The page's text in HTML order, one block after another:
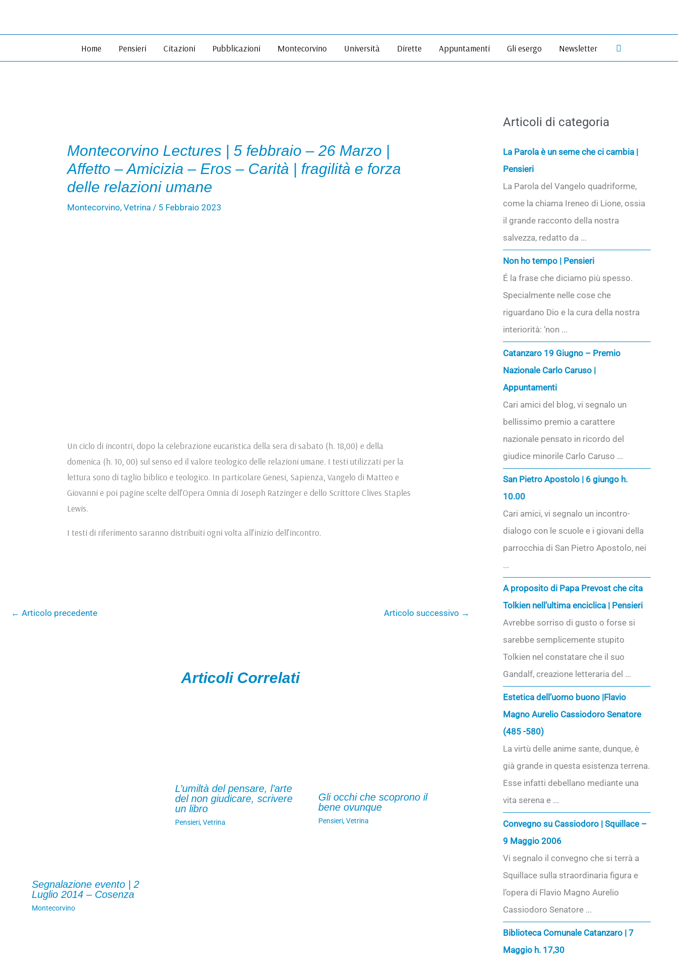
Home Pensieri Citazioni Pubblicazioni Montecorvino Università Dirette Appuntamenti Gli esergo Newsletter Cerca
Montecorvino Lectures | 5 febbraio – 26 Marzo |
Affetto – Amicizia – Eros – Carità | fragilità e forza
delle relazioni umane
Montecorvino,Vetrina / 5 Febbraio 2023
Un ciclo di incontri, dopo la celebrazione eucaristica della sera di sabato (h. 18,00) e della
domenica (h. 10, 00) sul senso ed il valore teologico delle relazioni umane. I testi utilizzati per la
lettura sono di taglio biblico e teologico. In particolare Genesi, Sapienza, Vangelo di Matteo e
Giovanni e poi pagine scelte dell’Opera Omnia di Joseph Ratzinger e dello Scrittore Clives Staples
Lewis.
I testi di riferimento saranno distribuiti ogni volta all’inizio dell’incontro.
← Articolo precedente Articolo successivo →
Articoli Correlati
Segnalazione evento | 2
Luglio 2014 – Cosenza
Montecorvino
L’umiltà del pensare, l’arte
del non giudicare, scrivere
un libro
Pensieri,Vetrina
Gli occhi che scoprono il
bene ovunque
Pensieri,Vetrina
Articoli di categoria
La Parola è un seme che ci cambia |
Pensieri
La Parola del Vangelo quadriforme,
come la chiama Ireneo di Lione, ossia
il grande racconto della nostra
salvezza, redatto da ...
Non ho tempo | Pensieri
É la frase che diciamo più spesso.
Specialmente nelle cose che
riguardano Dio e la cura della nostra
interiorità: ‘non ...
Catanzaro 19 Giugno – Premio
Nazionale Carlo Caruso |
Appuntamenti
Cari amici del blog, vi segnalo un
bellissimo premio a carattere
nazionale pensato in ricordo del
giudice minorile Carlo Caruso ...
San Pietro Apostolo | 6 giungo h.
10.00
Cari amici, vi segnalo un incontro-
dialogo con le scuole e i giovani della
parrocchia di San Pietro Apostolo, nei
...
A proposito di Papa Prevost che cita
Tolkien nell’ultima enciclica | Pensieri
Avrebbe sorriso di gusto o forse si
sarebbe semplicemente stupito
Tolkien nel constatare che il suo
Gandalf, creazione letteraria del ...
Estetica dell’uomo buono |Flavio
Magno Aurelio Cassiodoro Senatore
(485 -580)
La virtù delle anime sante, dunque, è
già grande in questa esistenza terrena.
Esse infatti debellano mediante una
vita serena e ...
Convegno su Cassiodoro | Squillace –
9 Maggio 2006
Vi segnalo il convegno che si terrà a
Squillace sulla straordinaria figura e
l’opera di Flavio Magno Aurelio
Cassiodoro Senatore ...
Biblioteca Comunale Catanzaro | 7
Maggio h. 17,30